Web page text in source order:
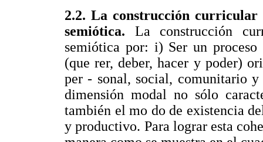
2.2. La construcción curricular
semiótica. La construcción
semiótica por: i) Ser un
(que rer, deber, hacer y poder)
per - sonal, social, comunitario y
dimensión modal no sólo
también el mo do de existencia
y productivo. Para lograr esta